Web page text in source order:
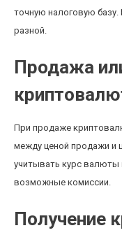
точную налоговую
разной.
Продажа
При продаже
между ценой продажи и
учитывать курс валюты
возможные комиссии.
Получение